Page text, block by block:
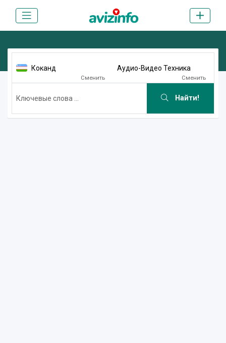
Коканд
Сменить
Аудио-Видео Техника
Сменить
Найти!